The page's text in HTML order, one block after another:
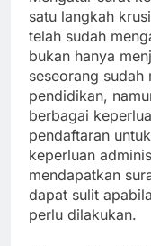
satu langkah
telah sudah
bukan hanya
seseorang sudah
pendidikan,
berbagai
pendaftaran
keperluan
mendapatkan
dapat sulit
perlu dilakukan.